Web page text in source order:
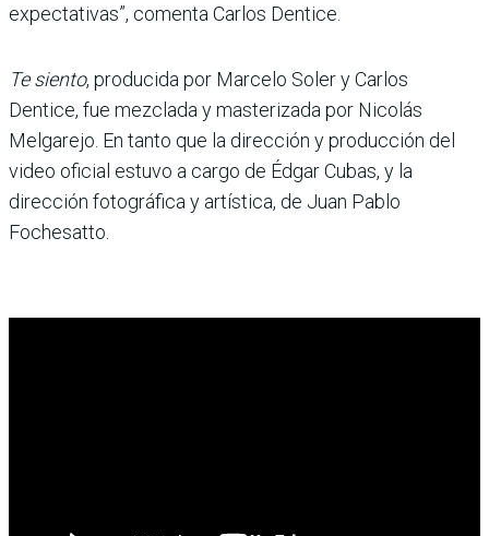
expectativas”, comenta Carlos Dentice.
Te siento, producida por Marcelo Soler y Carlos
Dentice, fue mezclada y masterizada por Nicolás
Melgarejo. En tanto que la dirección y producción del
video oficial estuvo a cargo de Édgar Cubas, y la
dirección fotográfica y artística, de Juan Pablo
Fochesatto.